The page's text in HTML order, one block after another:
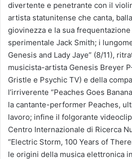
divertente e penetrante con il
artista statunitense che canta,
giovinezza e la sua
sperimentale Jack Smith; i
Genesis and Lady Jaye” (8/11),
musicista-artista Genesis Breyer
Gristle e Psychic TV) e della
l’irriverente “Peaches Goes
la cantante-performer Peaches,
lavoro; infine il folgorante
Centro Internazionale di Ricerca
“Electric Storm, 100 Years of
le origini della musica elettronica